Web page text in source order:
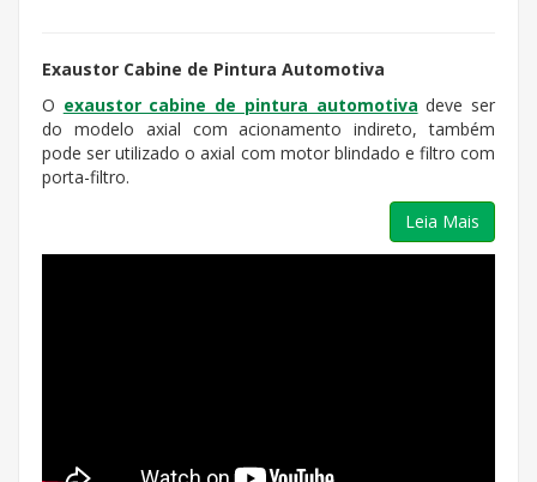
Exaustor Cabine de Pintura Automotiva
O exaustor cabine de pintura automotiva deve ser
do modelo axial com acionamento indireto, também
pode ser utilizado o axial com motor blindado e filtro com
porta-filtro.
Leia Mais